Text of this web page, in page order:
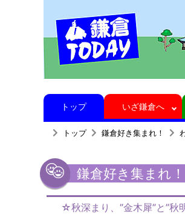
トップ いざ鎌倉へ
トップ 鎌倉好き集まれ！
鎌倉好き集まれ！
☆秋深まり、”金木犀”と”秋